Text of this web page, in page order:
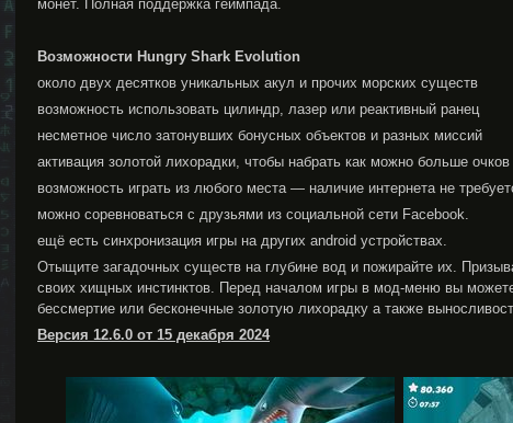
монет. Полная поддержка геймпада.
Возможности Hungry Shark Evolution
около двух десятков уникальных акул и прочих морских существ
возможность использовать цилиндр, лазер или реактивный ранец
несметное число затонувших бонусных объектов и разных миссий
активация золотой лихорадки, чтобы набрать как можно больше очков
возможность играть из любого места — наличие интернета не
можно соревноваться с друзьями из социальной сети Facebook.
ещё есть синхронизация игры на других android устройствах.
Отыщите загадочных существ на глубине вод и пожирайте их.
своих хищных инстинктов. Перед началом игры в мод-меню вы
бессмертие или бесконечные золотую лихорадку а также
Версия 12.6.0 от 15 декабря 2024